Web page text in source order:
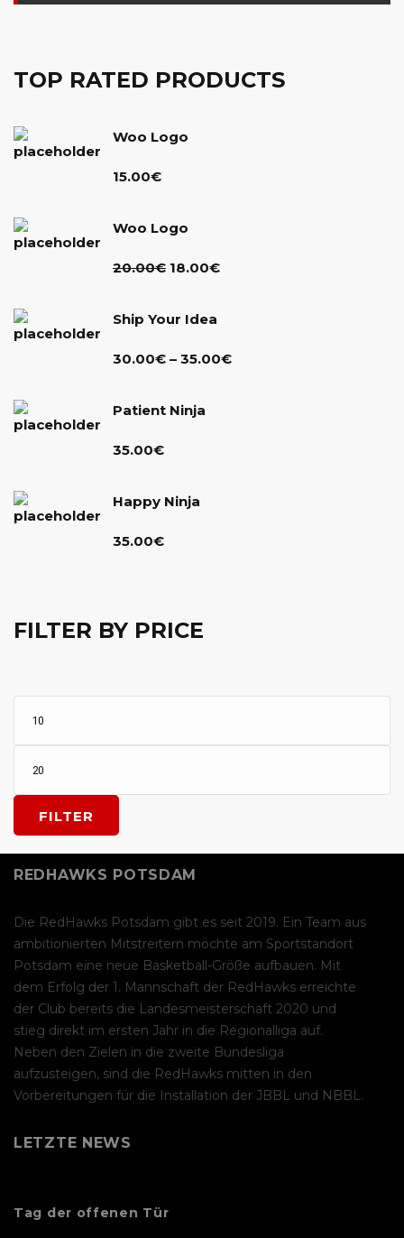
TOP RATED PRODUCTS
Woo Logo
15.00€
Woo Logo
20.00€
20.00€
18.00€
Ship Your Idea
30.00€ – 35.00€
Patient Ninja
35.00€
Happy Ninja
35.00€
FILTER BY PRICE
FILTER
REDHAWKS POTSDAM
Die RedHawks Potsdam gibt es seit 2019. Ein Team aus
ambitionierten Mitstreitern möchte am Sportstandort
Potsdam eine neue Basketball-Größe aufbauen. Mit
dem Erfolg der 1. Mannschaft der RedHawks erreichte
der Club bereits die Landesmeisterschaft 2020 und
stieg direkt im ersten Jahr in die Regionalliga auf.
Neben den Zielen in die zweite Bundesliga
aufzusteigen, sind die RedHawks mitten in den
Vorbereitungen für die Installation der JBBL und NBBL.
LETZTE NEWS
Tag der offenen Tür